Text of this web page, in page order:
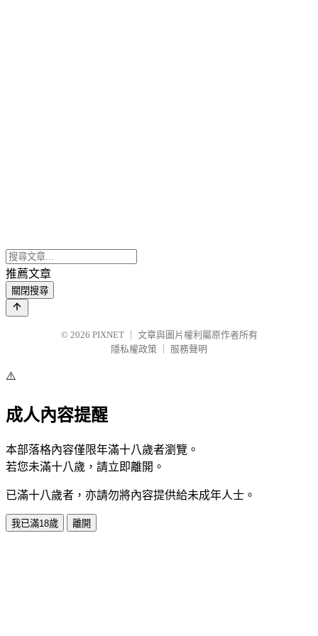
推薦文章
關閉搜尋
© 2026 PIXNET
文章與圖片權利屬原作者所有
隱私權政策
服務聲明
⚠️
成人內容提醒
本部落格內容僅限年滿十八歲者瀏覽。
若您未滿十八歲，請立即離開。
已滿十八歲者，亦請勿將內容提供給未成年人士。
我已滿18歲 離開